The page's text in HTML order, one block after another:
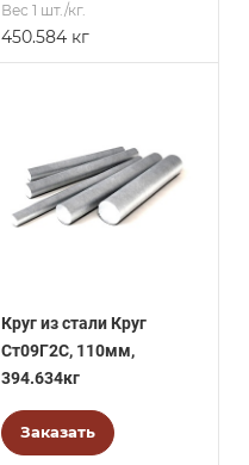
Вес 1 шт./кг.
450.584 кг
Круг из стали Круг
Ст09Г2С, 110мм,
394.634кг
Заказать